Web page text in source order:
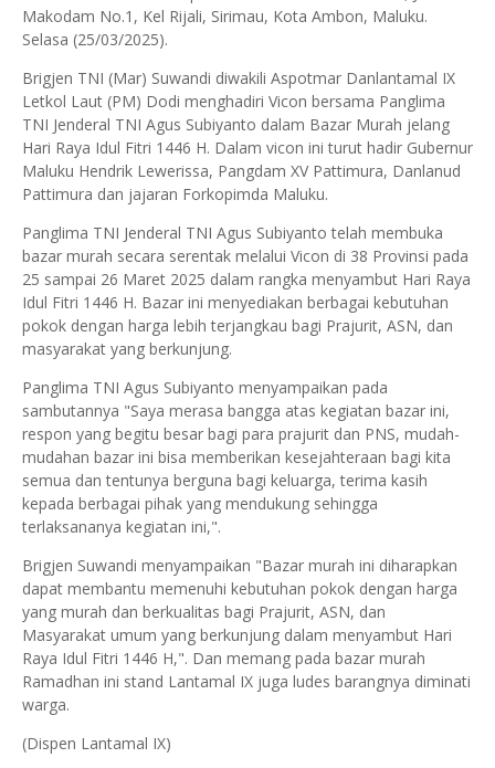
Makodam No.1, Kel Rijali, Sirimau, Kota Ambon, Maluku.
Selasa (25/03/2025).
Brigjen TNI (Mar) Suwandi diwakili Aspotmar Danlantamal IX
Letkol Laut (PM) Dodi menghadiri Vicon bersama Panglima
TNI Jenderal TNI Agus Subiyanto dalam Bazar Murah jelang
Hari Raya Idul Fitri 1446 H. Dalam vicon ini turut hadir Gubernur
Maluku Hendrik Lewerissa, Pangdam XV Pattimura, Danlanud
Pattimura dan jajaran Forkopimda Maluku.
Panglima TNI Jenderal TNI Agus Subiyanto telah membuka
bazar murah secara serentak melalui Vicon di 38 Provinsi pada
25 sampai 26 Maret 2025 dalam rangka menyambut Hari Raya
Idul Fitri 1446 H. Bazar ini menyediakan berbagai kebutuhan
pokok dengan harga lebih terjangkau bagi Prajurit, ASN, dan
masyarakat yang berkunjung.
Panglima TNI Agus Subiyanto menyampaikan pada
sambutannya "Saya merasa bangga atas kegiatan bazar ini,
respon yang begitu besar bagi para prajurit dan PNS, mudah-
mudahan bazar ini bisa memberikan kesejahteraan bagi kita
semua dan tentunya berguna bagi keluarga, terima kasih
kepada berbagai pihak yang mendukung sehingga
terlaksananya kegiatan ini,".
Brigjen Suwandi menyampaikan "Bazar murah ini diharapkan
dapat membantu memenuhi kebutuhan pokok dengan harga
yang murah dan berkualitas bagi Prajurit, ASN, dan
Masyarakat umum yang berkunjung dalam menyambut Hari
Raya Idul Fitri 1446 H,". Dan memang pada bazar murah
Ramadhan ini stand Lantamal IX juga ludes barangnya diminati
warga.
(Dispen Lantamal IX)